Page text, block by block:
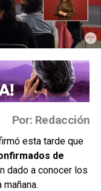
Por: Redacción
esta tarde que
de
dado a conocer los